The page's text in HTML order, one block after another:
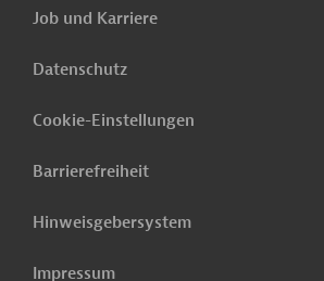
Job und Karriere
Datenschutz
Cookie-Einstellungen
Barrierefreiheit
Hinweisgebersystem
Impressum